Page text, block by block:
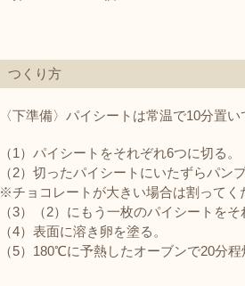
つくり方
〈下準備〉パイシートは常温で10分置い
（1）パイシートをそれぞれ6つに切る
（2）切ったパイシートにいたずらパン
※チョコレートが大きい場合は割ってく
（3）（2）にもう一枚のパイシートを
（4）表面に溶き卵を塗る。
（5）180℃に予熱したオーブンで20分程